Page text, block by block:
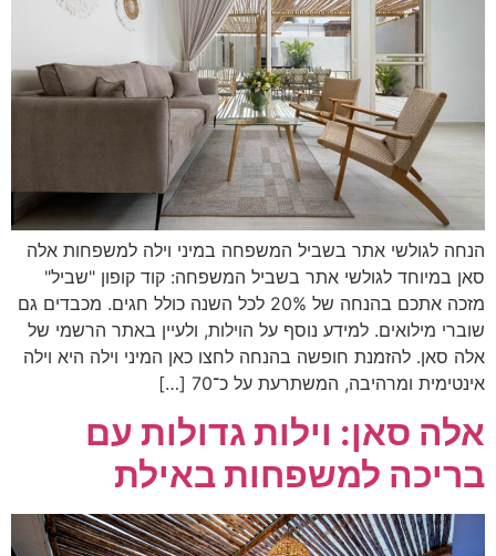
הנחה לגולשי אתר בשביל המשפחה במיני וילה למשפחות אלה
סאן במיוחד לגולשי אתר בשביל המשפחה: קוד קופון "שביל"
מזכה אתכם בהנחה של 20% לכל השנה כולל חגים. מכבדים גם
שוברי מילואים. למידע נוסף על הוילות, ולעיין באתר הרשמי של
אלה סאן. להזמנת חופשה בהנחה לחצו כאן המיני וילה היא וילה
אינטימית ומרהיבה, המשתרעת על כ־70 […]
אלה סאן: וילות גדולות עם
בריכה למשפחות באילת